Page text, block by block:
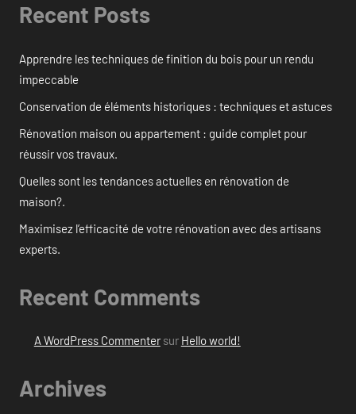
Recent Posts
Apprendre les techniques de finition du bois pour un rendu
impeccable
Conservation de éléments historiques : techniques et astuces
Rénovation maison ou appartement : guide complet pour
réussir vos travaux.
Quelles sont les tendances actuelles en rénovation de
maison?.
Maximisez l’efficacité de votre rénovation avec des artisans
experts.
Recent Comments
A WordPress Commentersur Hello world!
Archives